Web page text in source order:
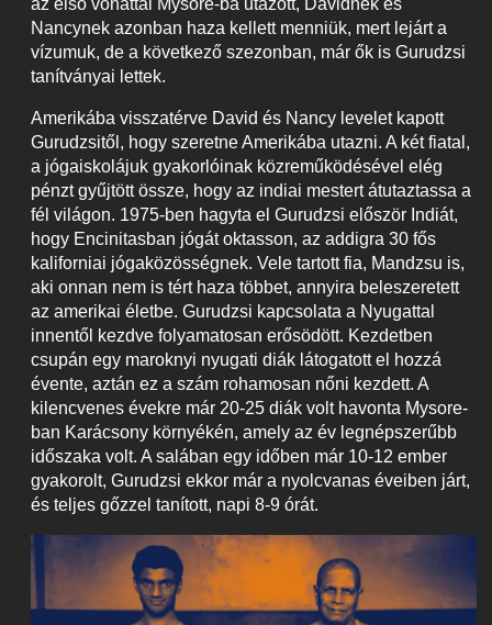
az első vonattal Mysore-ba utazott, Davidnek és
Nancynek azonban haza kellett menniük, mert lejárt a
vízumuk, de a következő szezonban, már ők is Gurudzsi
tanítványai lettek.
Amerikába visszatérve David és Nancy levelet kapott
Gurudzsitől, hogy szeretne Amerikába utazni. A két fiatal,
a jógaiskolájuk gyakorlóinak közreműködésével elég
pénzt gyűjtött össze, hogy az indiai mestert átutaztassa a
fél világon. 1975-ben hagyta el Gurudzsi először Indiát,
hogy Encinitasban jógát oktasson, az addigra 30 fős
kaliforniai jógaközösségnek. Vele tartott fia, Mandzsu is,
aki onnan nem is tért haza többet, annyira beleszeretett
az amerikai életbe. Gurudzsi kapcsolata a Nyugattal
innentől kezdve folyamatosan erősödött. Kezdetben
csupán egy maroknyi nyugati diák látogatott el hozzá
évente, aztán ez a szám rohamosan nőni kezdett. A
kilencvenes évekre már 20-25 diák volt havonta Mysore-
ban Karácsony környékén, amely az év legnépszerűbb
időszaka volt. A salában egy időben már 10-12 ember
gyakorolt, Gurudzsi ekkor már a nyolcvanas éveiben járt,
és teljes gőzzel tanított, napi 8-9 órát.